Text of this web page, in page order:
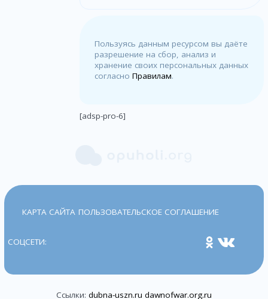
Пользуясь данным ресурсом вы даёте
разрешение на сбор, анализ и
хранение своих персональных данных
согласноПравилам.
[adsp-pro-6]
КАРТА САЙТА ПОЛЬЗОВАТЕЛЬСКОЕ СОГЛАШЕНИЕ
СОЦСЕТИ:
Ссылки: dubna-uszn.ru dawnofwar.org.ru